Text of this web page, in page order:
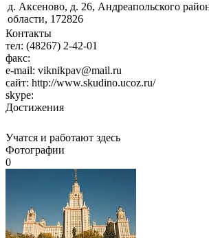
д. Аксеново, д. 26, Андреапольского
области, 172826
Контакты
тел: (48267) 2-42-01
факс:
e-mail: viknikpav@mail.ru
сайт: http://www.skudino.ucoz.ru/
skype:
Достижения
Учатся и работают здесь
Фотографии
0